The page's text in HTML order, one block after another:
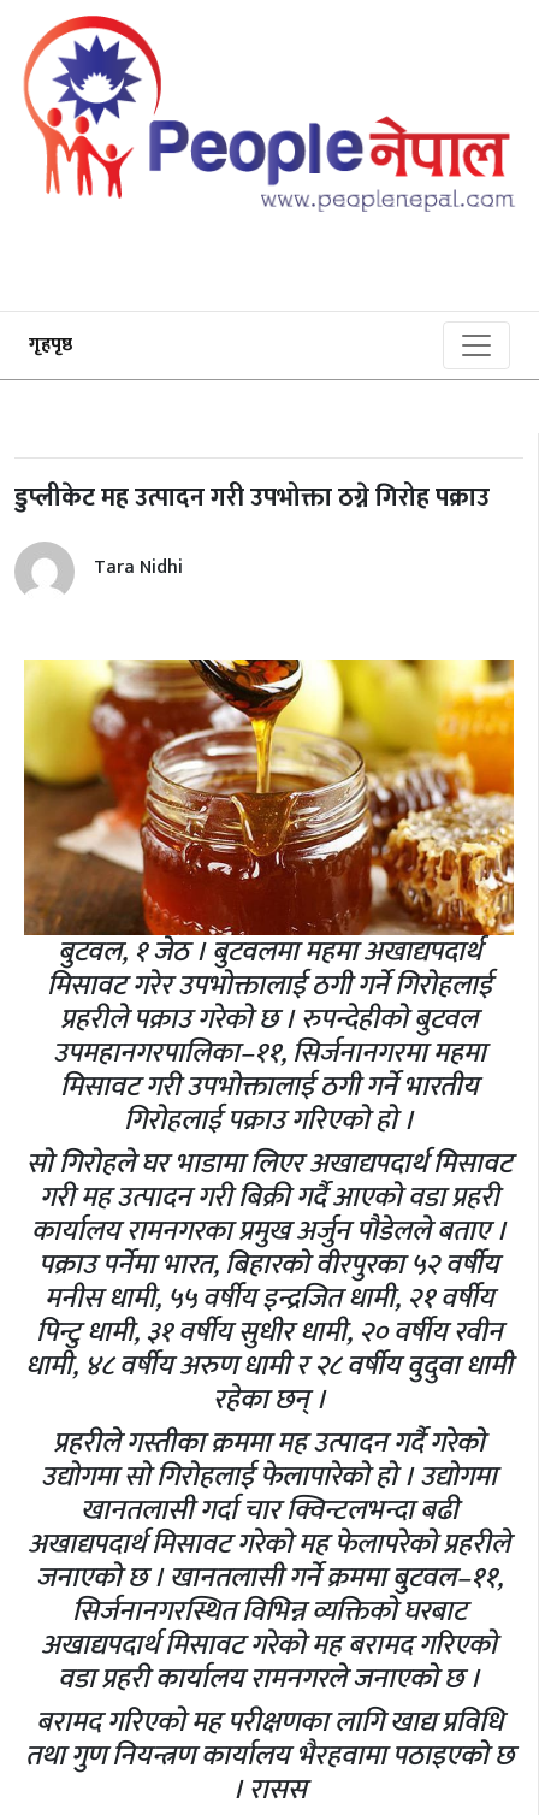
गृहपृष्ठ
डुप्लीकेट मह उत्पादन गरी उपभोक्ता ठग्ने गिरोह पक्राउ
Tara Nidhi
बुटवल, १ जेठ । बुटवलमा महमा अखाद्यपदार्थ
मिसावट गरेर उपभोक्तालाई ठगी गर्ने गिरोहलाई
प्रहरीले पक्राउ गरेको छ । रुपन्देहीको बुटवल
उपमहानगरपालिका–११, सिर्जनानगरमा महमा
मिसावट गरी उपभोक्तालाई ठगी गर्ने भारतीय
गिरोहलाई पक्राउ गरिएको हो ।
सो गिरोहले घर भाडामा लिएर अखाद्यपदार्थ मिसावट
गरी मह उत्पादन गरी बिक्री गर्दै आएको वडा प्रहरी
कार्यालय रामनगरका प्रमुख अर्जुन पौडेलले बताए ।
पक्राउ पर्नेमा भारत, बिहारको वीरपुरका ५२ वर्षीय
मनीस धामी, ५५ वर्षीय इन्द्रजित धामी, २१ वर्षीय
पिन्टु धामी, ३१ वर्षीय सुधीर धामी, २० वर्षीय रवीन
धामी, ४८ वर्षीय अरुण धामी र २८ वर्षीय वुदुवा धामी
रहेका छन् ।
प्रहरीले गस्तीका क्रममा मह उत्पादन गर्दै गरेको
उद्योगमा सो गिरोहलाई फेलापारेको हो । उद्योगमा
खानतलासी गर्दा चार क्विन्टलभन्दा बढी
अखाद्यपदार्थ मिसावट गरेको मह फेलापरेको प्रहरीले
जनाएको छ । खानतलासी गर्ने क्रममा बुटवल–११,
सिर्जनानगरस्थित विभिन्न व्यक्तिको घरबाट
अखाद्यपदार्थ मिसावट गरेको मह बरामद गरिएको
वडा प्रहरी कार्यालय रामनगरले जनाएको छ ।
बरामद गरिएको मह परीक्षणका लागि खाद्य प्रविधि
तथा गुण नियन्त्रण कार्यालय भैरहवामा पठाइएको छ
। रासस